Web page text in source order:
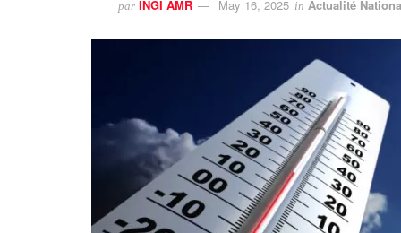
par INGI AMR May 16, 2025 in Actualité